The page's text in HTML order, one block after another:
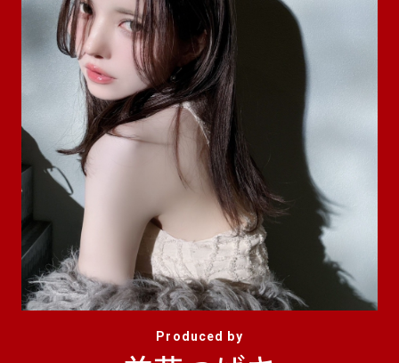
Produced by